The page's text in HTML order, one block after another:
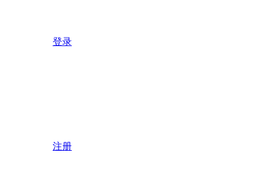
登录
注册